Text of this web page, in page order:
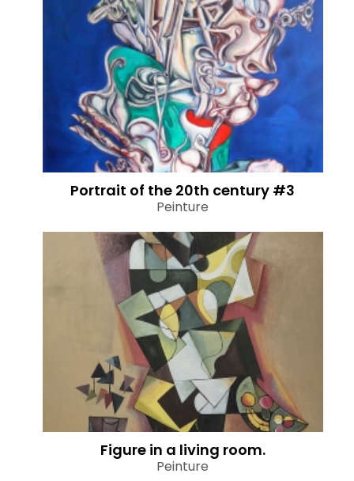
Portrait of the 20th century #3
Peinture
Figure in a living room.
Peinture